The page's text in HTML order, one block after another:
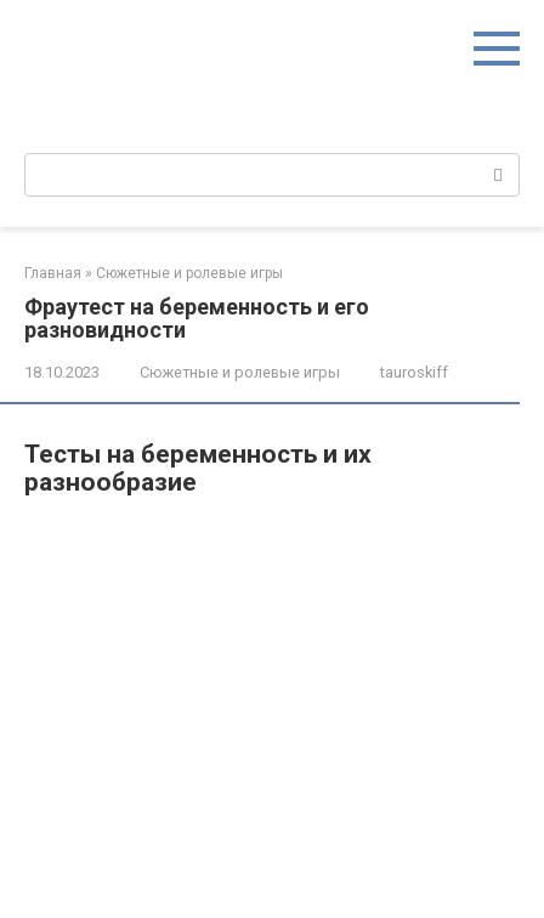
Поиск:
Главная » Сюжетные и ролевые игры
Фраутест на беременность и его
разновидности
18.10.2023 Сюжетные и ролевые игры tauroskiff
Тесты на беременность и их
разнообразие